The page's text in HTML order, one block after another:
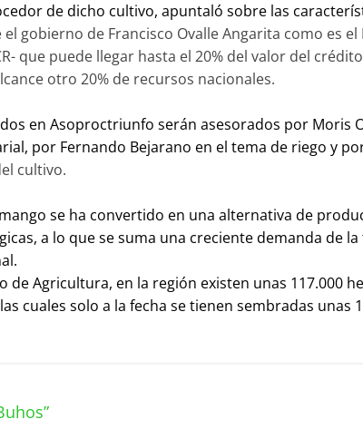
de dicho cultivo, apuntaló sobre las
el gobierno de Francisco Ovalle Angarita como es el
que puede llegar hasta el 20% del valor del
otro 20% de recursos nacionales.
en Asoproctriunfo serán asesorados por Moris
por Fernando Bejarano en el tema de riego y
cultivo.
se ha convertido en una alternativa de
a lo que se suma una creciente demanda de
de Agricultura, en la región existen unas 117.000
cuales solo a la fecha se tienen sembradas unas